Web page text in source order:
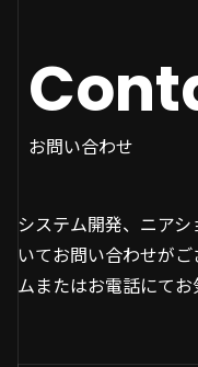
お問い合わせ
システム開発、ニア
いてお問い合わせが
ムまたはお電話にてお